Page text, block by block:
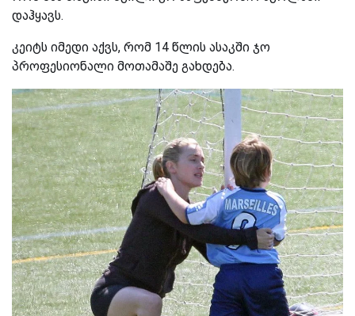
დაჰყავს.
კეიტს იმედი აქვს, რომ 14 წლის ასაკში ჯო
პროფესიონალი მოთამაშე გახდება.